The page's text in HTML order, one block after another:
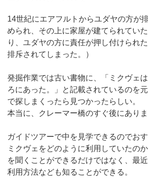
14世紀にエアフルトからユダヤの方が
められ、その上に家屋が建てられてい
り、ユダヤの方に責任が押し付けられ
排斥されてしまった。）
発掘作業では古い書物に、「ミクヴェ
ろにあった。」と記載されているのを
で探しまくったら見つかったらしい。
本当に、クレーマー橋のすぐ後にありま
ガイドツアーで中を見学できるのでおす
ミクヴェをどのように利用していたの
を聞くことができるだけではなく、最
利用方法なども知ることができる。